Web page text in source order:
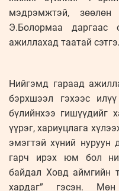
мэдрэмжтэй, зөөлөн
Э.Болормаа
ажиллахад таатай
Нийгэмд гараад
бэрхшээл гэхээс
бүлийнхээ
үүрэг, хариуцлага
эмэгтэй хүний
гарч ирэх юм бол
байдал Ховд аймгийн
хардаг” гэсэн.